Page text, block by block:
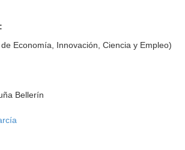
Economía, Innovación, Ciencia y Empleo)
Bellerín